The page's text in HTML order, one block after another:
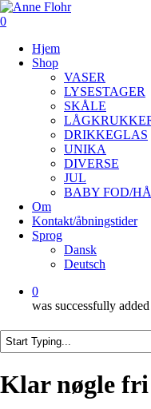
Skip
to
content
0
Hjem
Shop
VASER
LYSESTAGER
SKÅLE
DRIKKEGLAS
UNIKA
DIVERSE
JUL
BABY FOD/
Om
Kontakt/åbningstider
Sprog
Dansk
Deutsch
0
was successfully
Search
Klar nøgle fri